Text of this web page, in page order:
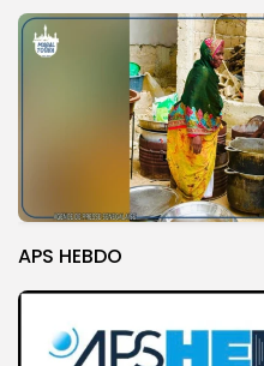
APS HEBDO